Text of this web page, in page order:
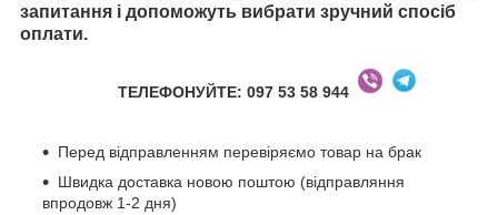
запитання і допоможуть вибрати зручний спосіб
оплати.
ТЕЛЕФОНУЙТЕ: 097 53 58 944
Перед відправленням перевіряємо товар на брак
Швидка доставка новою поштою (відправляння
впродовж 1-2 дня)